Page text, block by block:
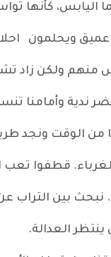
كأنها
عميق ويحلمون
ولكن زاد
وأمامنا
الوقت ونجد
قطفوا تعب
نبحث بين
ينتظر العدالة.